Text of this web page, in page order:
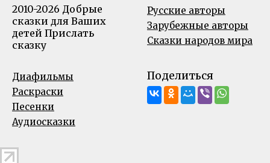
2010-2026 Добрые
сказки для Ваших
детей Прислать
сказку
Русские авторы
Зарубежные авторы
Сказки народов мира
Диафильмы
Раскраски
Песенки
Аудиосказки
Поделиться